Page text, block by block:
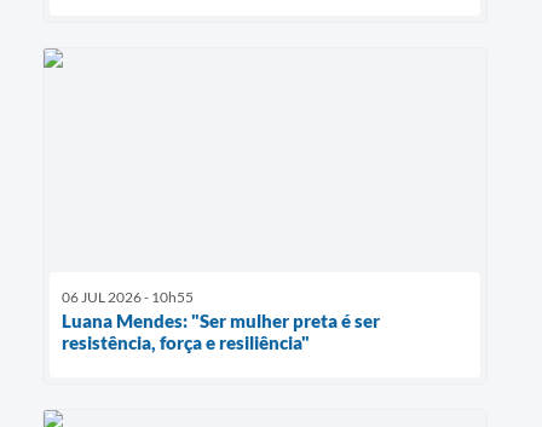
06 JUL 2026 - 10h55
Luana Mendes: "Ser mulher preta é ser
resistência, força e resiliência"